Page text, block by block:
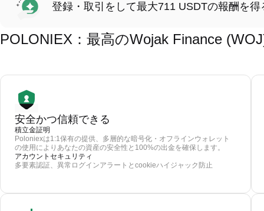
登録・取引をして最大711 USDTの報酬を得
POLONIEX：最高のWojak Finance
安全かつ信頼できる
積立金証明
Poloniexは1:1保有の提供、多層的な暗号化・オフラインウォレット
の使用によりあなたの資産の安全性と100%の出金を確保します。
アカウントセキュリティ
多要素認証、異常ログインアラートとcookieハイジャック防止